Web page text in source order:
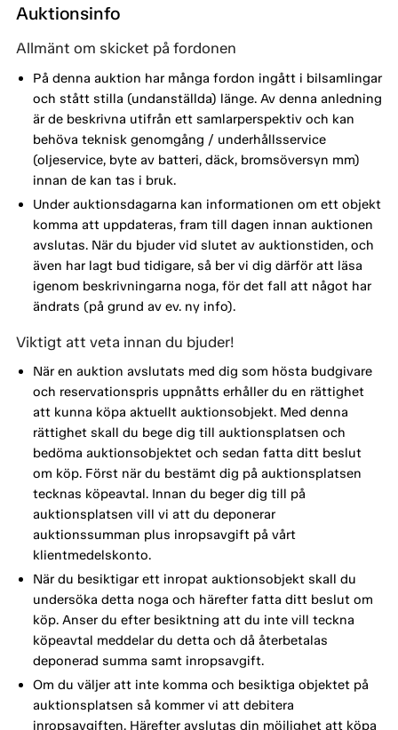
Auktionsinfo
Allmänt om skicket på fordonen
På denna auktion har många fordon ingått i bilsamlingar
och stått stilla (undanställda) länge. Av denna anledning
är de beskrivna utifrån ett samlarperspektiv och kan
behöva teknisk genomgång / underhållsservice
(oljeservice, byte av batteri, däck, bromsöversyn mm)
innan de kan tas i bruk.
Under auktionsdagarna kan informationen om ett objekt
komma att uppdateras, fram till dagen innan auktionen
avslutas. När du bjuder vid slutet av auktionstiden, och
även har lagt bud tidigare, så ber vi dig därför att läsa
igenom beskrivningarna noga, för det fall att något har
ändrats (på grund av ev. ny info).
Viktigt att veta innan du bjuder!
När en auktion avslutats med dig som hösta budgivare
och reservationspris uppnåtts erhåller du en rättighet
att kunna köpa aktuellt auktionsobjekt. Med denna
rättighet skall du bege dig till auktionsplatsen och
bedöma auktionsobjektet och sedan fatta ditt beslut
om köp. Först när du bestämt dig på auktionsplatsen
tecknas köpeavtal. Innan du beger dig till på
auktionsplatsen vill vi att du deponerar
auktionssumman plus inropsavgift på vårt
klientmedelskonto.
När du besiktigar ett inropat auktionsobjekt skall du
undersöka detta noga och härefter fatta ditt beslut om
köp. Anser du efter besiktning att du inte vill teckna
köpeavtal meddelar du detta och då återbetalas
deponerad summa samt inropsavgift.
Om du väljer att inte komma och besiktiga objektet på
auktionsplatsen så kommer vi att debitera
inropsavgiften. Härefter avslutas din möjlighet att köpa